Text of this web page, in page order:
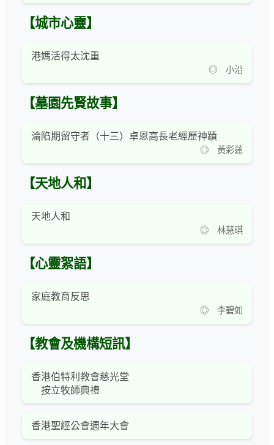
【城市心靈】
港媽活得太沈重
◎ 小沿
【墓園先賢故事】
淪陷期留守者（十三）卓恩高長老經歷神蹟
◎ 黃彩蓮
【天地人和】
天地人和
◎ 林慧琪
【心靈絮語】
家庭教育反思
◎ 李碧如
【教會及機構短訊】
香港伯特利教會慈光堂
按立牧師典禮
香港聖經公會週年大會